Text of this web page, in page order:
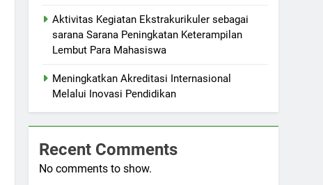
Aktivitas Kegiatan Ekstrakurikuler sebagai
sarana Sarana Peningkatan Keterampilan
Lembut Para Mahasiswa
Meningkatkan Akreditasi Internasional
Melalui Inovasi Pendidikan
Recent Comments
No comments to show.